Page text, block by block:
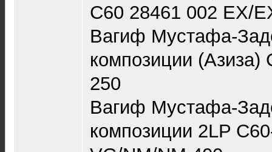
С60 28461 002 EX/
Вагиф Мустафа-
композиции
250
Вагиф Мустафа-
композиции 2LP